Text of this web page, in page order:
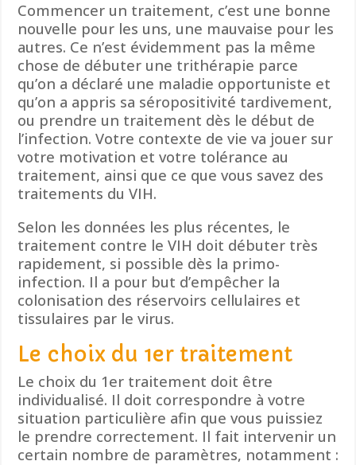
Commencer un traitement, c’est une bonne
nouvelle pour les uns, une mauvaise pour les
autres. Ce n’est évidemment pas la même
chose de débuter une trithérapie parce
qu’on a déclaré une maladie opportuniste et
qu’on a appris sa séropositivité tardivement,
ou prendre un traitement dès le début de
l’infection. Votre contexte de vie va jouer sur
votre motivation et votre tolérance au
traitement, ainsi que ce que vous savez des
traitements du VIH.
Selon les données les plus récentes, le
traitement contre le VIH doit débuter très
rapidement, si possible dès la primo-
infection. Il a pour but d’empêcher la
colonisation des réservoirs cellulaires et
tissulaires par le virus.
Le choix du 1er traitement
Le choix du 1er traitement doit être
individualisé. Il doit correspondre à votre
situation particulière afin que vous puissiez
le prendre correctement. Il fait intervenir un
certain nombre de paramètres, notamment :